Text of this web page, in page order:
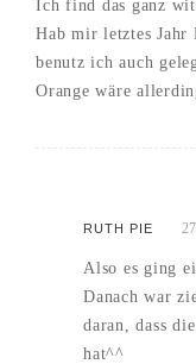
Ich find das ganz
Hab mir letztes
benutz ich auch
Orange wäre
RUTH PIE
Also es ging
Danach war
daran, dass
hat^^